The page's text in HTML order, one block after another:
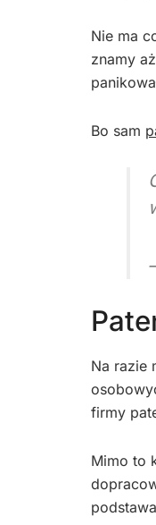
Nie ma
znamy
Bo sam
Na razie
firmy
Mimo to